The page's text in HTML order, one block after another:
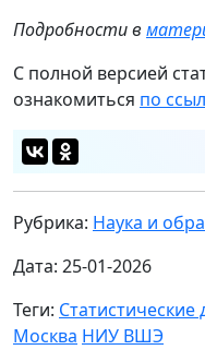
Подробности в
С полной версией
ознакомиться по
Рубрика: Наука и
Дата: 25-01-2026
Теги: Статистические
Москва НИУ ВШЭ